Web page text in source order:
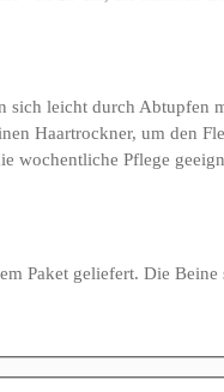
sich leicht durch Abtupfen
Haartrockner, um den
wochentliche Pflege
Paket geliefert. Die